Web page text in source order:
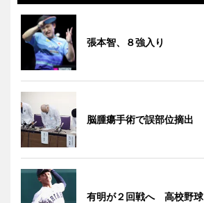
張本智、８強入り
脳腫瘍手術で誤部位摘出
有明が２回戦へ 高校野球